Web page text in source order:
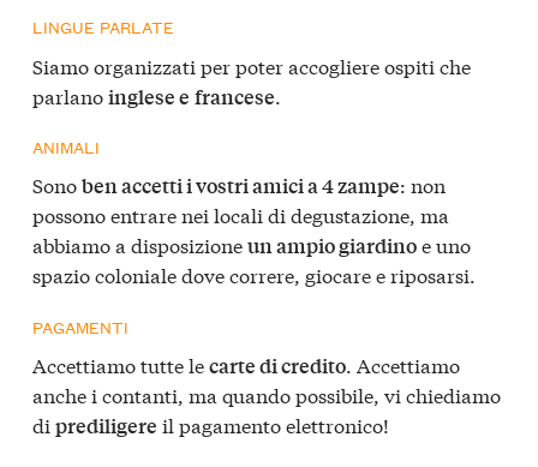
LINGUE PARLATE
Siamo organizzati per poter accogliere ospiti che
parlanoinglese e francese.
ANIMALI
Sonoben accetti i vostri amici a 4 zampe: non
possono entrare nei locali di degustazione, ma
abbiamo a disposizioneun ampio giardinoe uno
spazio coloniale dove correre, giocare e riposarsi.
PAGAMENTI
Accettiamo tutte lecarte di credito. Accettiamo
anche i contanti, ma quando possibile, vi chiediamo
di prediligere il pagamento elettronico!